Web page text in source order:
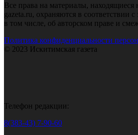
Все права на материалы, находящиеся
gazeta.ru, охраняются в соответствии
в том числе, об авторском праве и
Политика конфиденциальности
© 2023 Искитимская газета
Телефон редакции:
8(383-43) 7-90-60